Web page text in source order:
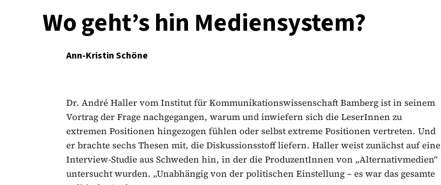
Wo geht’s hin Mediensystem?
Ann-Kristin Schöne
Dr. André Haller vom Institut für Kommunikationswissenschaft Bamberg ist in seinem
Vortrag der Frage nachgegangen, warum und inwiefern sich die LeserInnen zu
extremen Positionen hingezogen fühlen oder selbst extreme Positionen vertreten. Und
er brachte sechs Thesen mit, die Diskussionsstoff liefern. Haller weist zunächst auf eine
Interview-Studie aus Schweden hin, in der die ProduzentInnen von „Alternativmedien“
untersucht wurden. „Unabhängig von der politischen Einstellung – es war das gesamte